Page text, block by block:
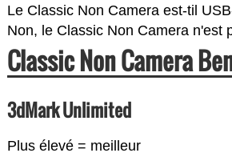
Le Classic Non Camera est-til
Non, le Classic Non Camera n'est
Classic Non Camera
3dMark Unlimited
Plus élevé = meilleur